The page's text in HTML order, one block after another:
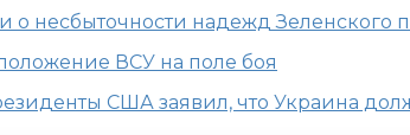
о несбыточности надежд Зеленского
ВСУ на поле боя
США заявил, что Украина